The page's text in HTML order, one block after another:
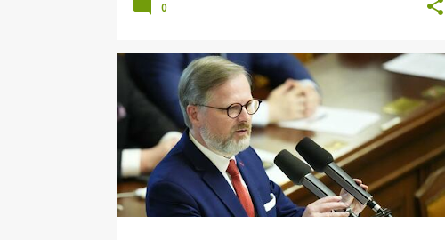
0
ECONOMIA GUERRA UCRAINA NEWS